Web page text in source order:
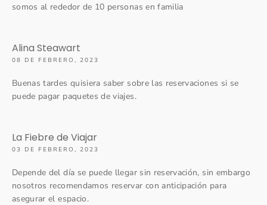
somos al rededor de 10 personas en familia
Alina Steawart
08 DE FEBRERO, 2023
Buenas tardes quisiera saber sobre las reservaciones si se
puede pagar paquetes de viajes.
La Fiebre de Viajar
03 DE FEBRERO, 2023
Depende del día se puede llegar sin reservación, sin embargo
nosotros recomendamos reservar con anticipación para
asegurar el espacio.